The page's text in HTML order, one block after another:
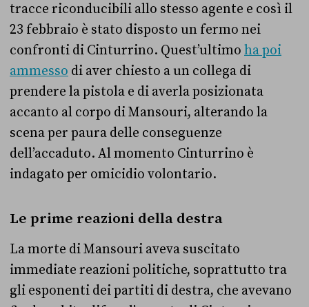
tracce riconducibili allo stesso agente e così il
23 febbraio è stato disposto un fermo nei
confronti di Cinturrino. Quest’ultimo ha poi
ammesso di aver chiesto a un collega di
prendere la pistola e di averla posizionata
accanto al corpo di Mansouri, alterando la
scena per paura delle conseguenze
dell’accaduto. Al momento Cinturrino è
indagato per omicidio volontario.
Le prime reazioni della destra
La morte di Mansouri aveva suscitato
immediate reazioni politiche, soprattutto tra
gli esponenti dei partiti di destra, che avevano